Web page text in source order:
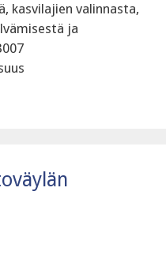
kasvilajien valinnasta,
ja